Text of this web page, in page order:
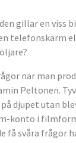
gillar en viss
telefonskärm
när man
Peltonen.
djupet utan
konto i
få svåra frågor